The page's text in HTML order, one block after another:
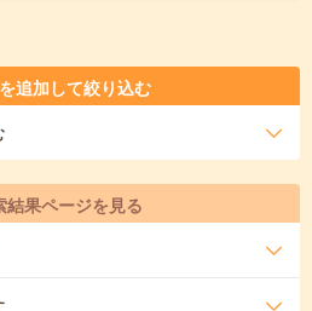
追加して絞り込む
結果ページを見る